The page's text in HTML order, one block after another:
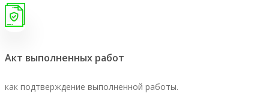
Акт выполненных работ
как подтверждение выполненной работы.